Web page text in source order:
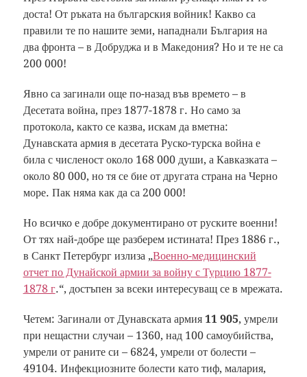
доста! От ръката на българския войник! Какво са
правили те по нашите земи, нападнали България на
два фронта – в Добруджа и в Македония? Но и те не са
200 000!
Явно са загинали още по-назад във времето – в
Десетата война, през 1877-1878 г. Но само за
протокола, както се казва, искам да вметна:
Дунавската армия в десетата Руско-турска война е
била с численост около 168 000 души, а Кавказката –
около 80 000, но тя се бие от другата страна на Черно
море. Пак няма как да са 200 000!
Но всичко е добре документирано от руските военни!
От тях най-добре ще разберем истината! През 1886 г.,
в Санкт Петербург излиза „Военно-медицинский
отчет по Дунайской армии за войну с Турцию 1877-
1878 г.“, достъпен за всеки интересуващ се в мрежата.
Четем: Загинали от Дунавската армия 11 905, умрели
при нещастни случаи – 1360, над 100 самоубийства,
умрели от раните си – 6824, умрели от болести –
49104. Инфекциозните болести като тиф, малария,